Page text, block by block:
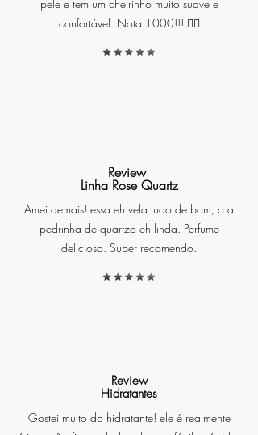
pele e tem um cheirinho muito suave e
confortável. Nota 1000!!! ❤️‍🔥
Review
Linha Rose Quartz
Amei demais! essa eh vela tudo de bom, o a
pedrinha de quartzo eh linda. Perfume
delicioso. Super recomendo.
Review
Hidratantes
Gostei muito do hidratante! ele é realmente